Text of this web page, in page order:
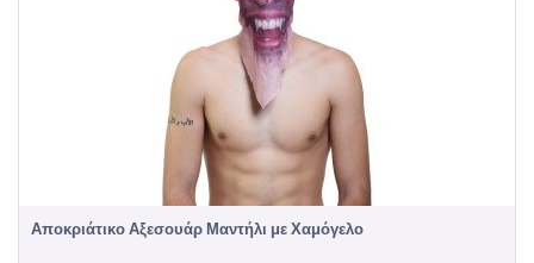
Αποκριάτικο Αξεσουάρ Μαντήλι με Χαμόγελο